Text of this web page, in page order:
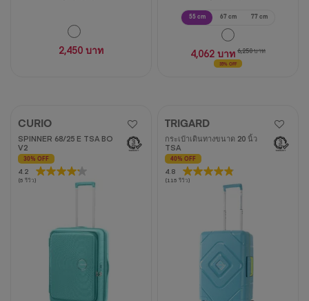
2,450 บาท
55 cm 67 cm 77 cm
4,062 บาท 6,250 บาท
35% OFF
CURIO
SPINNER 68/25 E TSA BO
V2
30% OFF
4.2
(5 รีวิว)
4.2
จาก
TRIGARD
กระเป๋าเดินทางขนาด 20 นิ้ว
TSA
40% OFF
4.8
(115 รีวิว)
4.8
จาก